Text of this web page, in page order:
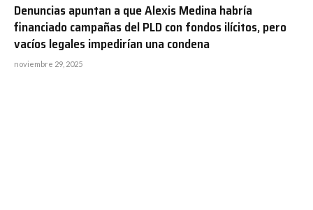
Denuncias apuntan a que Alexis Medina habría
financiado campañas del PLD con fondos ilícitos, pero
vacíos legales impedirían una condena
noviembre 29, 2025